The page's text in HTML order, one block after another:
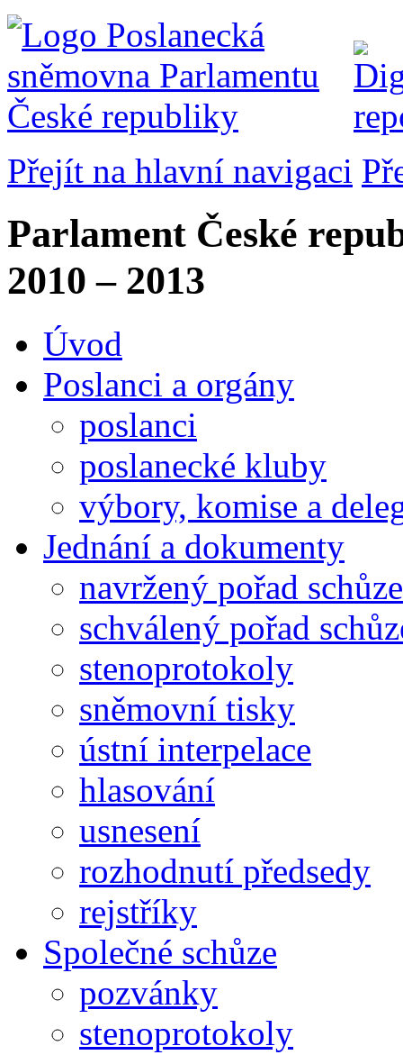
Přejít na hlavní navigaci
Parlament České
2010 – 2013
Úvod
Poslanci a orgány
poslanci
poslanecké kluby
výbory, komise a
Jednání a dokumenty
navržený pořad schůze
schválený pořad
stenoprotokoly
sněmovní tisky
ústní interpelace
hlasování
usnesení
rozhodnutí předsedy
rejstříky
Společné schůze
pozvánky
stenoprotokoly